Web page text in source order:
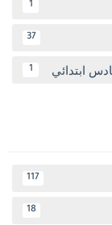
1
37
ابتدائي 1
117
18